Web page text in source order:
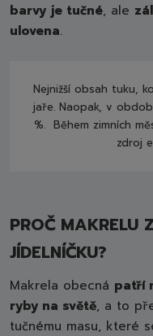
barvy je tučné, ale
ulovena.
Nejnižší obsah tuku,
jaře. Naopak, v
%. Během zimních
zdroj
PROČ MAKRELU
JÍDELNÍČKU?
Makrela obecná patří
ryby na světě, a to
tučnému masu, které